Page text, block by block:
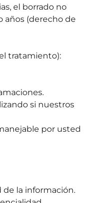
el borrado no
años (derecho de
tratamiento):
si nuestros
por usted
de la información.